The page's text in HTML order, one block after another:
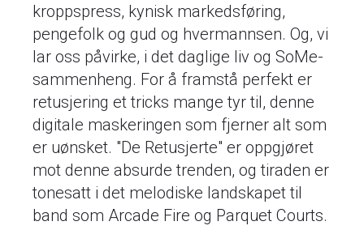
kroppspress, kynisk markedsføring,
pengefolk og gud og hvermannsen. Og, vi
lar oss påvirke, i det daglige liv og SoMe-
sammenheng. For å framstå perfekt er
retusjering et tricks mange tyr til, denne
digitale maskeringen som fjerner alt som
er uønsket. "De Retusjerte" er oppgjøret
mot denne absurde trenden, og tiraden er
tonesatt i det melodiske landskapet til
band som Arcade Fire og Parquet Courts.